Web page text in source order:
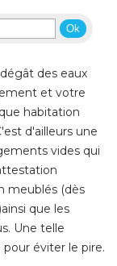
Ok
des eaux
et votre
habitation
d'ailleurs une
vides qui
meublés (dès
que les
Une telle
éviter le pire.